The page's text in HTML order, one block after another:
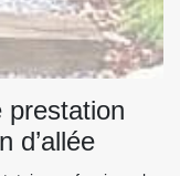
prestation
d’allée